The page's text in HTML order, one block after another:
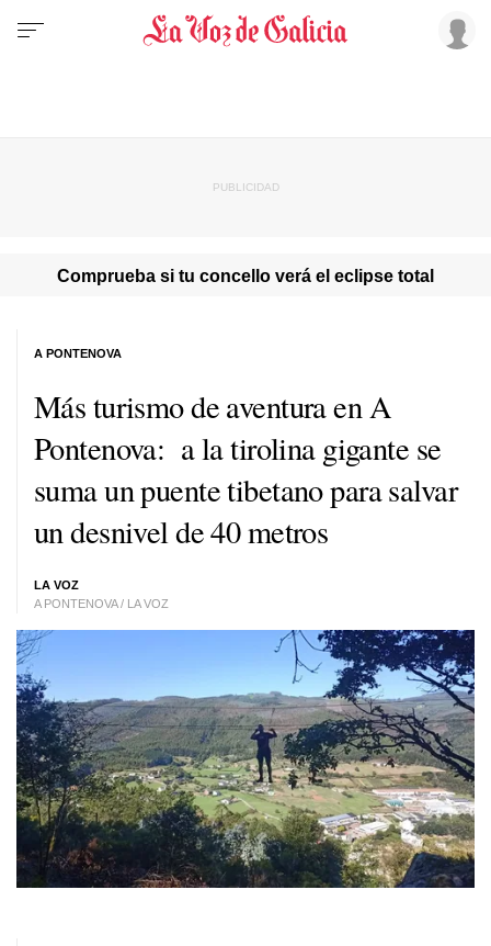
Comprueba si tu concello verá el eclipse total
Más turismo de aventura en A
Pontenova: a la tirolina gigante se
suma un puente tibetano para salvar
un desnivel de 40 metros
LA VOZ
A PONTENOVA / LA VOZ
A PONTENOVA